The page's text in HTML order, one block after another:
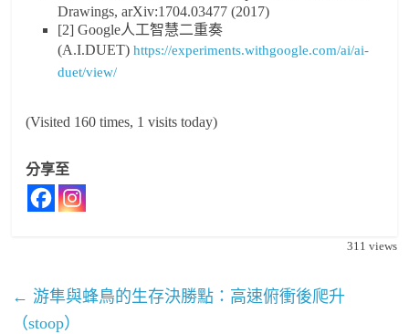
Drawings, arXiv:1704.03477 (2017)
[2] Google人工智慧二重奏
(A.I.DUET)https://experiments.withgoogle.com/ai/ai-
duet/view/
(Visited 160 times, 1 visits today)
分享至
311 views
← 游隼與蜂鳥的生存決勝點：高速俯衝後爬升
（stoop）